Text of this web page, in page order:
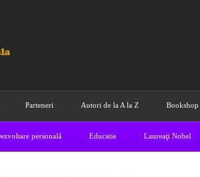
Parteneri Autori de la A la Z Bookshop
personală Educatie Laureaţi Nobel